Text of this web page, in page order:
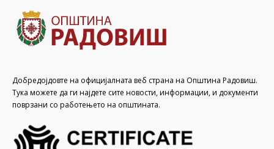
Добредојдовте на официјалната веб страна на Општина Радовиш.
Тука можете да ги најдете сите новости, информации, и документи
поврзани со работењето на општината.